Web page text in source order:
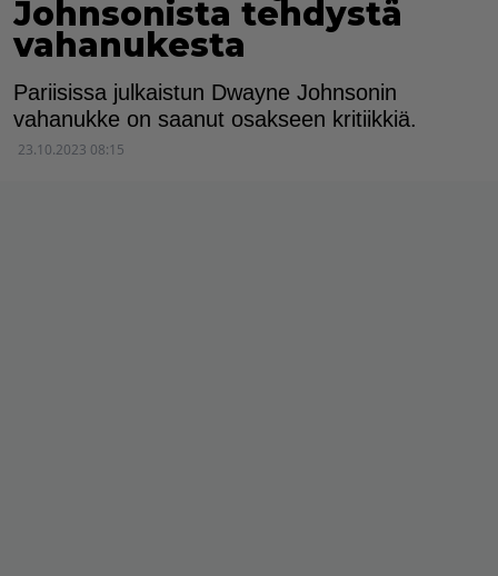
Johnsonista tehdystä
vahanukesta
Pariisissa julkaistun Dwayne Johnsonin
vahanukke on saanut osakseen kritiikkiä.
23.10.2023 08:15